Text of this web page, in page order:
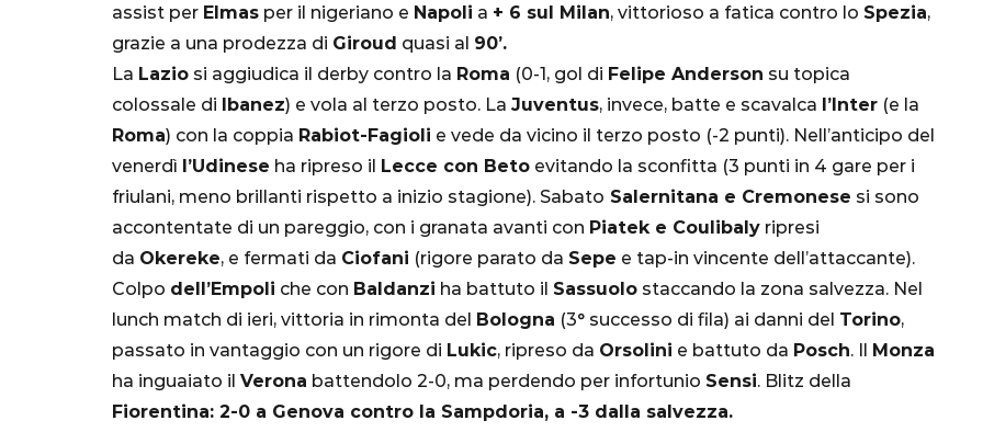
assist per Elmas per il nigeriano e Napoli a + 6 sul Milan, vittorioso a fatica contro lo Spezia,
grazie a una prodezza di Giroud quasi al 90’.
La Lazio si aggiudica il derby contro la Roma (0-1, gol di Felipe Anderson su topica
colossale di Ibanez) e vola al terzo posto. La Juventus, invece, batte e scavalca l’Inter (e la
Roma) con la coppia Rabiot-Fagioli e vede da vicino il terzo posto (-2 punti). Nell’anticipo del
venerdì l’Udinese ha ripreso il Lecce con Beto evitando la sconfitta (3 punti in 4 gare per i
friulani, meno brillanti rispetto a inizio stagione). Sabato Salernitana e Cremonese si sono
accontentate di un pareggio, con i granata avanti con Piatek e Coulibaly ripresi
da Okereke, e fermati da Ciofani (rigore parato da Sepe e tap-in vincente dell’attaccante).
Colpo dell’Empoli che con Baldanzi ha battuto il Sassuolo staccando la zona salvezza. Nel
lunch match di ieri, vittoria in rimonta del Bologna (3° successo di fila) ai danni del Torino,
passato in vantaggio con un rigore di Lukic, ripreso da Orsolini e battuto da Posch. Il Monza
ha inguaiato il Verona battendolo 2-0, ma perdendo per infortunio Sensi. Blitz della
Fiorentina: 2-0 a Genova contro la Sampdoria, a -3 dalla salvezza.
Lautaro Martinez,
parla l'agente:
"Bayern? Pensa
all'Inter e al
Mondiale"
QATAR
Qatar 2022, Brasile
già qualificato agli
Ottavi di Finale